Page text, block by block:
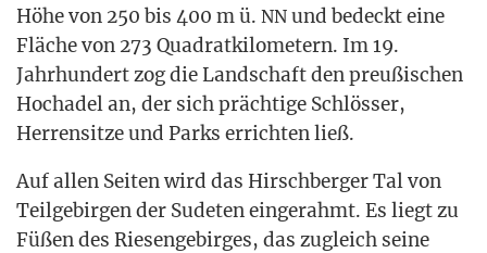
Höhe von 250 bis 400 m ü. NN und bedeckt eine
Flä­che von 273 Qua­drat­ki­lo­me­tern. Im 19.
Jahr­hun­dert zog die Land­schaft den preu­ßi­schen
Hoch­adel an, der sich präch­ti­ge Schlös­ser,
Her­ren­sit­ze und Parks errich­ten ließ.
Auf allen Sei­ten wird das Hirsch­ber­ger Tal von
Teil­ge­bir­gen der Sude­ten ein­ge­rahmt. Es liegt zu
Füßen des Rie­sen­ge­bir­ges, das zugleich sei­ne